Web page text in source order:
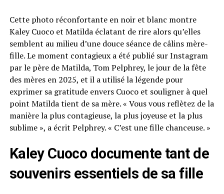
Cette photo réconfortante en noir et blanc montre
Kaley Cuoco et Matilda éclatant de rire alors qu’elles
semblent au milieu d’une douce séance de câlins mère-
fille. Le moment contagieux a été publié sur Instagram
par le père de Matilda, Tom Pelphrey, le jour de la fête
des mères en 2025, et il a utilisé la légende pour
exprimer sa gratitude envers Cuoco et souligner à quel
point Matilda tient de sa mère. « Vous vous reflètez de la
manière la plus contagieuse, la plus joyeuse et la plus
sublime », a écrit Pelphrey. « C’est une fille chanceuse. »
Kaley Cuoco documente tant de
souvenirs essentiels de sa fille